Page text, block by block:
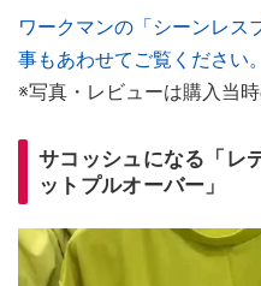
ワークマンの「シーンレス
事もあわせてご覧ください。
※写真・レビューは購入当時
サコッシュになる「レ
ットプルオーバー」